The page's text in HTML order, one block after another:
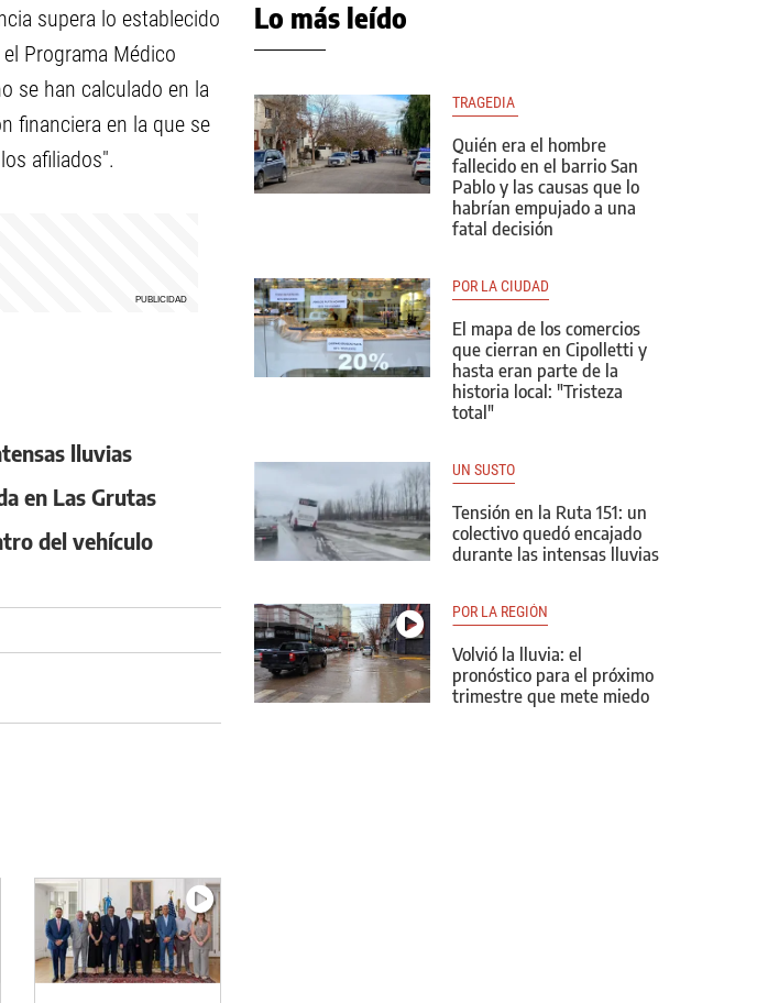
supera lo establecido
Programa Médico
se han calculado en la
financiera en la que se
afiliados".
lluvias
en Las Grutas
del vehículo
Lo más leído
TRAGEDIA
Quién era el hombre
fallecido en el barrio San
Pablo y las causas que lo
habrían empujado a una
fatal decisión
POR LA CIUDAD
El mapa de los comercios
que cierran en Cipolletti y
hasta eran parte de la
historia local: "Tristeza
total"
UN SUSTO
Tensión en la Ruta 151: un
colectivo quedó encajado
durante las intensas lluvias
POR LA REGIÓN
Volvió la lluvia: el
pronóstico para el próximo
trimestre que mete miedo